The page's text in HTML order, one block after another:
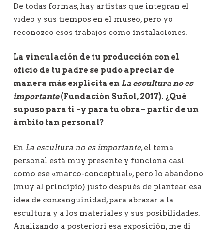
De todas formas, hay artistas que integran el
vídeo y sus tiempos en el museo, pero yo
reconozco esos trabajos como instalaciones.
La vinculación de tu producción con el
oficio de tu padre se pudo apreciar de
manera más explícita en La escultura no es
importante(Fundación Suñol, 2017). ¿Qué
supuso para ti –y para tu obra– partir de un
ámbito tan personal?
En La escultura no es importante, el tema
personal está muy presente y funciona casi
como ese «marco-conceptual», pero lo abandono
(muy al principio) justo después de plantear esa
idea de consanguinidad, para abrazar a la
escultura y a los materiales y sus posibilidades.
Analizando a posteriori esa exposición, me di